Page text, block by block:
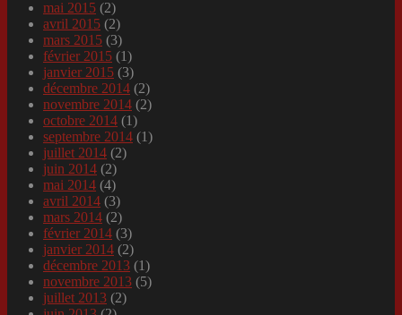
mai 2015 (2)
avril 2015 (2)
mars 2015 (3)
février 2015 (1)
janvier 2015 (3)
décembre 2014 (2)
novembre 2014 (2)
octobre 2014 (1)
septembre 2014 (1)
juillet 2014 (2)
juin 2014 (2)
mai 2014 (4)
avril 2014 (3)
mars 2014 (2)
février 2014 (3)
janvier 2014 (2)
décembre 2013 (1)
novembre 2013 (5)
juillet 2013 (2)